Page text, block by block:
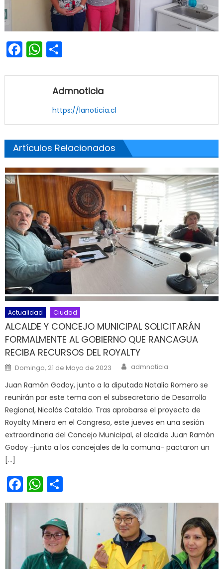
Facebook
WhatsApp
Share
Admnoticia
https://lanoticia.cl
Artículos Relacionados
Actualidad Ciudad
ALCALDE Y CONCEJO MUNICIPAL SOLICITARÁN
FORMALMENTE AL GOBIERNO QUE RANCAGUA
RECIBA RECURSOS DEL ROYALTY
Posted on
Domingo, 21 de Mayo de 2023 Author
admnoticia
Juan Ramón Godoy, junto a la diputada Natalia Romero se
reunirán por este tema con el subsecretario de Desarrollo
Regional, Nicolás Cataldo. Tras aprobarse el proyecto de
Royalty Minero en el Congreso, este jueves en una sesión
extraordinaria del Concejo Municipal, el alcalde Juan Ramón
Godoy -junto a los concejales de la comuna- pactaron un
[…]
Facebook
WhatsApp